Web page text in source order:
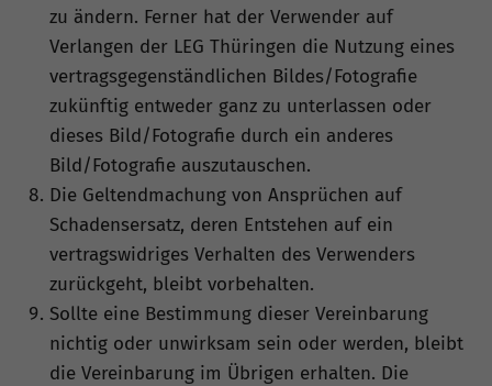
zu ändern. Ferner hat der Verwender auf
Verlangen der LEG Thüringen die Nutzung eines
vertragsgegenständlichen Bildes/Fotografie
zukünftig entweder ganz zu unterlassen oder
dieses Bild/Fotografie durch ein anderes
Bild/Fotografie auszutauschen.
Die Geltendmachung von Ansprüchen auf
Schadensersatz, deren Entstehen auf ein
vertragswidriges Verhalten des Verwenders
zurückgeht, bleibt vorbehalten.
Sollte eine Bestimmung dieser Vereinbarung
nichtig oder unwirksam sein oder werden, bleibt
die Vereinbarung im Übrigen erhalten. Die